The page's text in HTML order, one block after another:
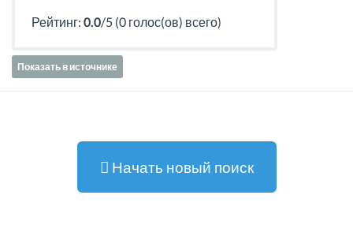
Рейтинг: 0.0/5 (0 голос(ов) всего)
Показать в источнике
Начать новый поиск